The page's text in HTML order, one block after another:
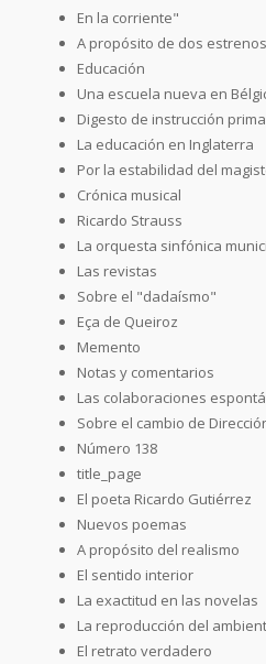
En la corriente"
A propósito de dos
Educación
Una escuela nueva en
Digesto de instrucción
La educación en Inglaterra
Por la estabilidad del
Crónica musical
Ricardo Strauss
La orquesta sinfónica
Las revistas
Sobre el "dadaísmo"
Eça de Queiroz
Memento
Notas y comentarios
Las colaboraciones
Sobre el cambio de
Número 138
title_page
El poeta Ricardo Gutiérrez
Nuevos poemas
A propósito del realismo
El sentido interior
La exactitud en las novelas
La reproducción del
El retrato verdadero